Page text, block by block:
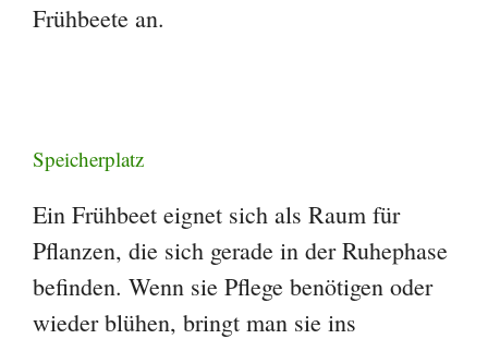
Frühbeete an.
Speicherplatz
Ein Frühbeet eignet sich als Raum für
Pflanzen, die sich gerade in der Ruhephase
befinden. Wenn sie Pflege benötigen oder
wieder blühen, bringt man sie ins